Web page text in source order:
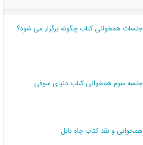
جلسات همخوانی کتاب چگونه برگزار می شود؟
جلسه سوم همخوانی کتاب دنیای سوفی
همخوانی و نقد کتاب چاه بابل